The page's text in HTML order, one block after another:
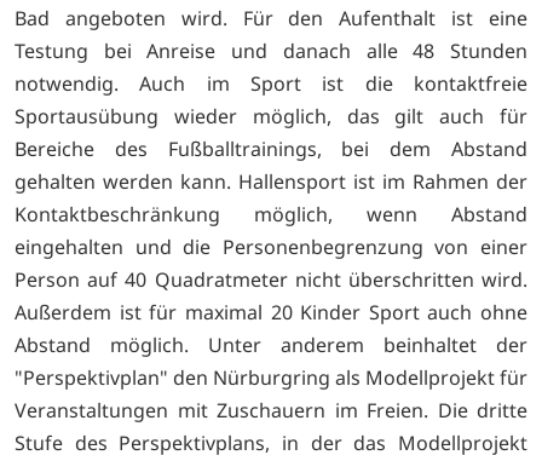
Bad angeboten wird. Für den Aufenthalt ist eine
Testung bei Anreise und danach alle 48 Stunden
notwendig. Auch im Sport ist die kontaktfreie
Sportausübung wieder möglich, das gilt auch für
Bereiche des Fußballtrainings, bei dem Abstand
gehalten werden kann. Hallensport ist im Rahmen der
Kontaktbeschränkung möglich, wenn Abstand
eingehalten und die Personenbegrenzung von einer
Person auf 40 Quadratmeter nicht überschritten wird.
Außerdem ist für maximal 20 Kinder Sport auch ohne
Abstand möglich. Unter anderem beinhaltet der
"Perspektivplan" den Nürburgring als Modellprojekt für
Veranstaltungen mit Zuschauern im Freien. Die dritte
Stufe des Perspektivplans, in der das Modellprojekt